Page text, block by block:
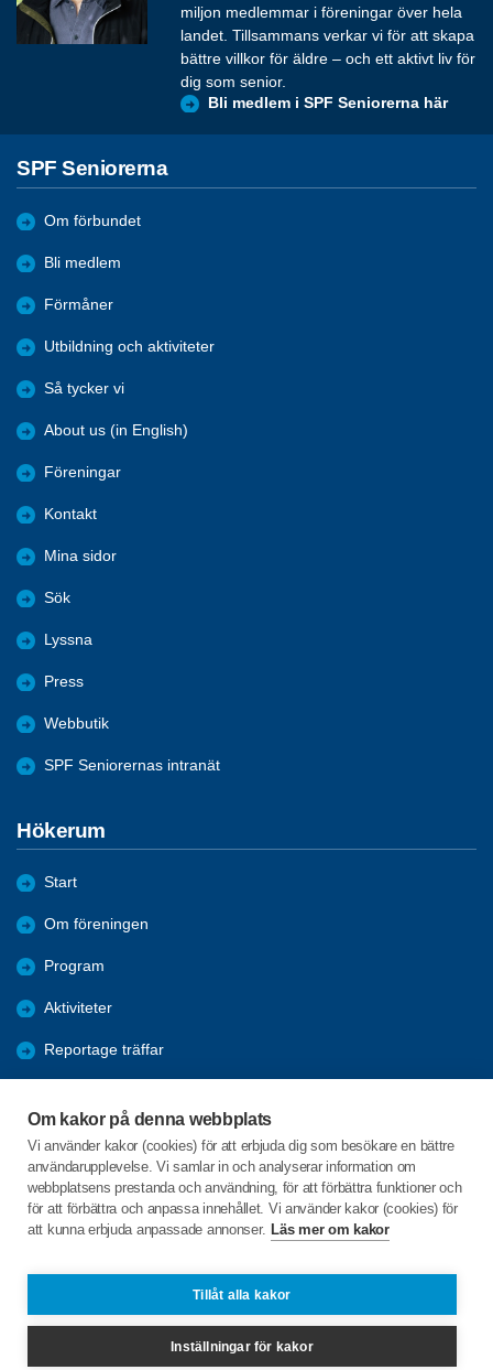
Om kakor på denna webbplats
Vi använder kakor (cookies) för att erbjuda dig som besökare en bättre
användarupplevelse. Vi samlar in och analyserar information om
webbplatsens prestanda och användning, för att förbättra funktioner och
för att förbättra och anpassa innehållet. Vi använder kakor (cookies) för
att kunna erbjuda anpassade annonser. Läs mer om kakor
Tillåt alla kakor
Inställningar för kakor
miljon medlemmar i föreningar över hela
landet. Tillsammans verkar vi för att skapa
bättre villkor för äldre – och ett aktivt liv för
dig som senior.
Bli medlem i SPF Seniorerna här
SPF Seniorerna
Om förbundet
Bli medlem
Förmåner
Utbildning och aktiviteter
Så tycker vi
About us (in English)
Föreningar
Kontakt
Mina sidor
Sök
Lyssna
Press
Webbutik
SPF Seniorernas intranät
Hökerum
Start
Om föreningen
Program
Aktiviteter
Reportage träffar
Information
Vad är på gång
C/o:Tommy Johansson
hokerum@spfseniorerna.se